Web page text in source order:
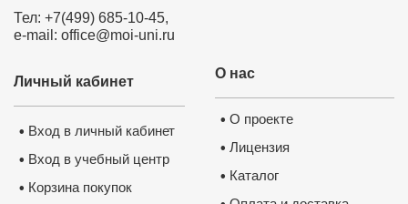
Тел: +7(499) 685-10-45,
e-mail: office@moi-uni.ru
О нас
• О проекте
• Лицензия
• Каталог
Личный кабинет
• Вход в личный кабинет
• Вход в учебный центр
• Корзина покупок